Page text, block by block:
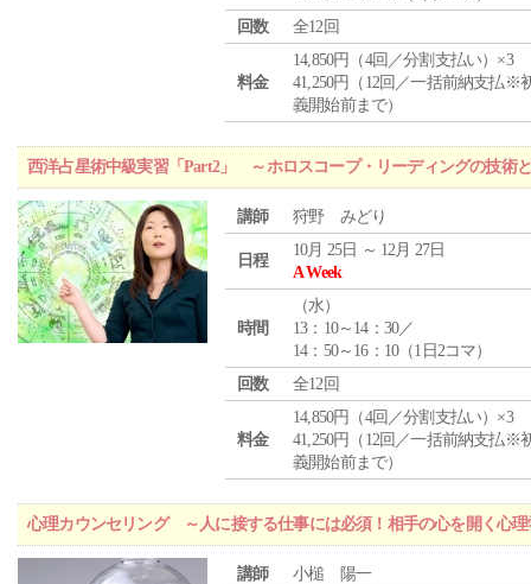
回数
全12回
料金
14,850円（4回／分割支払い）×3
41,250円（12回／一括前納支払※
義開始前まで）
西洋占星術中級実習「Part2」 ～ホロスコープ・リーディングの技術
講師 狩野 みどり
日程
10月 25日 ～ 12月 27日
A Week
時間
（水）
13：10～14：30／
14：50～16：10（1日2コマ）
回数
全12回
料金
14,850円（4回／分割支払い）×3
41,250円（12回／一括前納支払※
義開始前まで）
心理カウンセリング ～人に接する仕事には必須！相手の心を開く心理
講師 小槌 陽一